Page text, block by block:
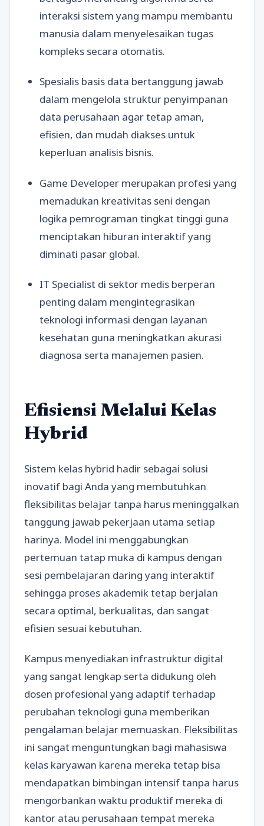
interaksi sistem yang mampu membantu
manusia dalam menyelesaikan tugas
kompleks secara otomatis.
Spesialis basis data bertanggung jawab
dalam mengelola struktur penyimpanan
data perusahaan agar tetap aman,
efisien, dan mudah diakses untuk
keperluan analisis bisnis.
Game Developer merupakan profesi yang
memadukan kreativitas seni dengan
logika pemrograman tingkat tinggi guna
menciptakan hiburan interaktif yang
diminati pasar global.
IT Specialist di sektor medis berperan
penting dalam mengintegrasikan
teknologi informasi dengan layanan
kesehatan guna meningkatkan akurasi
diagnosa serta manajemen pasien.
Efisiensi Melalui Kelas
Hybrid
Sistem kelas hybrid hadir sebagai solusi
inovatif bagi Anda yang membutuhkan
fleksibilitas belajar tanpa harus meninggalkan
tanggung jawab pekerjaan utama setiap
harinya. Model ini menggabungkan
pertemuan tatap muka di kampus dengan
sesi pembelajaran daring yang interaktif
sehingga proses akademik tetap berjalan
secara optimal, berkualitas, dan sangat
efisien sesuai kebutuhan.
Kampus menyediakan infrastruktur digital
yang sangat lengkap serta didukung oleh
dosen profesional yang adaptif terhadap
perubahan teknologi guna memberikan
pengalaman belajar memuaskan. Fleksibilitas
ini sangat menguntungkan bagi mahasiswa
kelas karyawan karena mereka tetap bisa
mendapatkan bimbingan intensif tanpa harus
mengorbankan waktu produktif mereka di
kantor atau perusahaan tempat mereka